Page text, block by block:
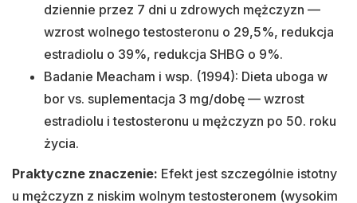
dziennie przez 7 dni u zdrowych mężczyzn —
wzrost wolnego testosteronu o 29,5%, redukcja
estradiolu o 39%, redukcja SHBG o 9%.
Badanie Meacham i wsp. (1994): Dieta uboga w
bor vs. suplementacja 3 mg/dobę — wzrost
estradiolu i testosteronu u mężczyzn po 50. roku
życia.
Praktyczne znaczenie: Efekt jest szczególnie istotny
u mężczyzn z niskim wolnym testosteronem (wysokim